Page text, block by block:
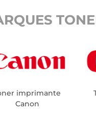
imprimante
Canon